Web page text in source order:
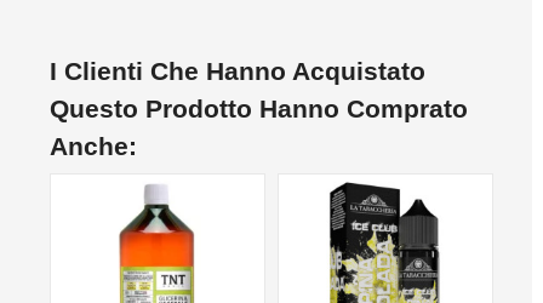
I Clienti Che Hanno Acquistato
Questo Prodotto Hanno Comprato
Anche: